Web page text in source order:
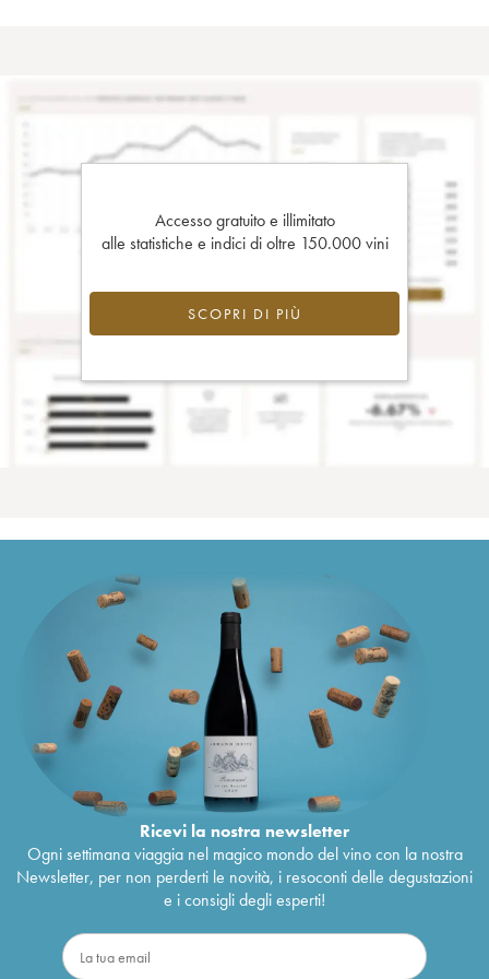
Accesso gratuito e illimitato
alle statistiche e indici di oltre 150.000 vini
SCOPRI DI PIÙ
Ricevi la nostra newsletter
Ogni settimana viaggia nel magico mondo del vino con la nostra
Newsletter, per non perderti le novità, i resoconti delle degustazioni
e i consigli degli esperti!